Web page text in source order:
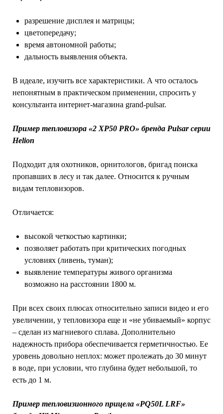
разрешение дисплея и матрицы;
цветопередачу;
время автономной работы;
дальность выявления объекта.
В идеале, изучить все характеристики. А что осталось
непонятным в практическом применении, спросить у
консультанта интернет-магазина grand-pulsar.
Пример тепловизора «2 XP50 PRO» бренда Pulsar серии
Helion
Подходит для охотников, орнитологов, бригад поиска
пропавших в лесу и так далее. Относится к ручным
видам тепловизоров.
Отличается:
высокой четкостью картинки;
позволяет работать при критических погодных
условиях (ливень, туман);
выявление температуры живого организма
возможно на расстоянии 1800 м.
При всех своих плюсах относительно записи видео и его
увеличении, у тепловизора еще и «не убиваемый» корпус
– сделан из магниевого сплава. Дополнительно
надежность прибора обеспечивается герметичностью. Ее
уровень довольно неплох: может пролежать до 30 минут
в воде, при условии, что глубина будет небольшой, то
есть до 1 м.
Пример тепловизионного прицела «PQ50L LRF»